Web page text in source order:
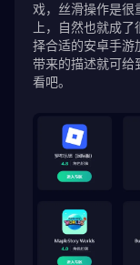
戏，丝滑操作是很
上，自然也就成
择合适的安卓手游
带来的描述就可给
看吧。